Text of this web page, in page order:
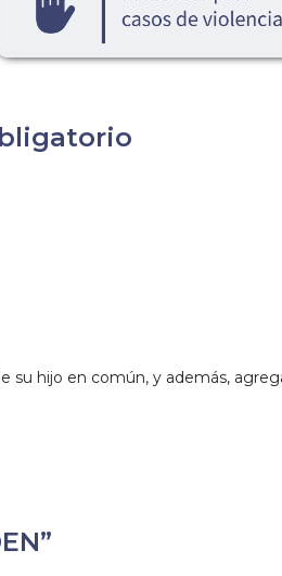
su hijo en común, y además,